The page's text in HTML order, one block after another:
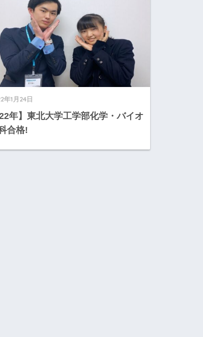
年1月24日
年】東北大学工学部化学・バイオ
合格!